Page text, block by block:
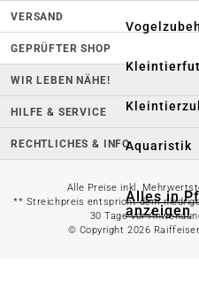
Aquaristik
Alles in
anzeigen
VERSAND
GEPRÜFTER SHOP
WIR LEBEN NÄHE!
HILFE & SERVICE
RECHTLICHES & INFO
Alle Preise inkl.
** Streichpreis entspricht dem
30 Tage vor
© Copyright 2026